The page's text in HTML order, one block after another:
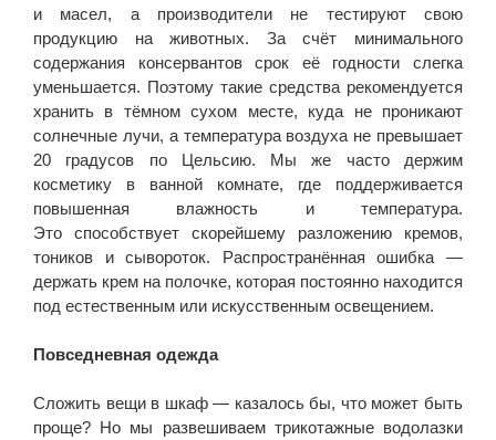
и масел, а производители не тестируют свою
продукцию на животных. За счёт минимального
содержания консервантов срок её годности слегка
уменьшается. Поэтому такие средства рекомендуется
хранить в тёмном сухом месте, куда не проникают
солнечные лучи, а температура воздуха не превышает
20 градусов по Цельсию. Мы же часто держим
косметику в ванной комнате, где поддерживается
повышенная влажность и температура.
Это способствует скорейшему разложению кремов,
тоников и сывороток. Распространённая ошибка —
держать крем на полочке, которая постоянно находится
под естественным или искусственным освещением.
Повседневная одежда
Сложить вещи в шкаф — казалось бы, что может быть
проще? Но мы развешиваем трикотажные водолазки